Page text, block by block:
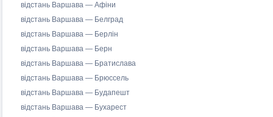
відстань Варшава — Афіни
відстань Варшава — Белград
відстань Варшава — Берлін
відстань Варшава — Берн
відстань Варшава — Братислава
відстань Варшава — Брюссель
відстань Варшава — Будапешт
відстань Варшава — Бухарест